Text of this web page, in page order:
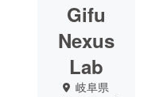
Gifu
Nexus
Lab
岐阜県